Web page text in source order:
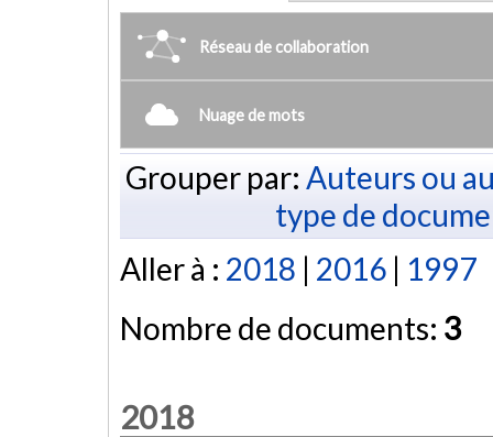
Réseau de collaboration
Nuage de mots
Grouper par: Auteurs ou
type de
Aller à : 2018 | 2016 | 1997
Nombre de documents: 3
2018